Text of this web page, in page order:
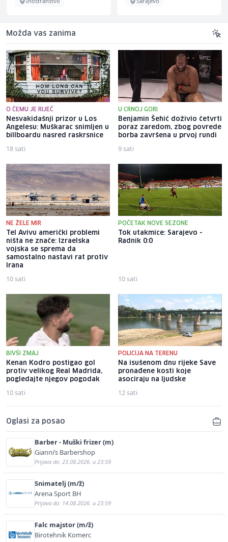
Možda vas zanima
O ČEMU JE RIJEČ
Nesvakidašnji prizor u Los
Angelesu: Muškarac snimljen u
billboardu nasred raskrsnice
18 sati
U CRNOJ GORI
Benjamin Šehić doživio četvrti
poraz zaredom, zbog povrede
borba završena u prvoj rundi
9 sati
NE ŽELE MIR
Tel Avivu američki problemi
ništa ne znače: Izraelska
vojska se sprema da
samostalno nastavi rat protiv
Irana
10 sati
POČETAK NOVE SEZONE
Tok utakmice: Sarajevo -
Radnik 0:0
10 sati
BIVŠI ZMAJ
Kenan Kodro postigao gol
protiv velikog Real Madrida,
pogledajte njegov pogodak
10 sati
POLICIJA NA TERENU
Na isušenom dnu rijeke Save
pronađene kosti koje
asociraju na ljudske
12 sati
Oglasi za posao
Barber - Muški frizer (m)
Gianni’s Barbershop
Prijava do: 23.08.2026. u 23:59
Snimatelj (m/ž)
Arena Sport BH
Prijava do: 14.08.2026. u 23:59
Falc majstor (m/ž)
Birotehnik Komerc